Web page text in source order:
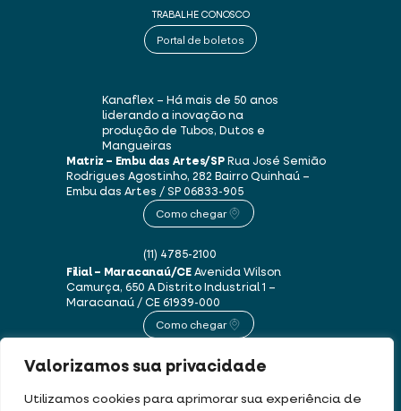
Valorizamos sua privacidade
Utilizamos cookies para aprimorar sua experiência de
TRABALHE CONOSCO
Portal de boletos
Kanaflex – Há mais de 50 anos
liderando a inovação na
produção de Tubos, Dutos e
Mangueiras
Matriz – Embu das Artes/SPRua José Semião
Rodrigues Agostinho, 282 Bairro Quinhaú –
Embu das Artes / SP06833-905
Como chegar
(11) 4785-2100
Filial – Maracanaú/CEAvenida Wilson
Camurça, 650 ADistrito Industrial 1 –
Maracanaú / CE61939-000
Como chegar
(85) 3250-1235